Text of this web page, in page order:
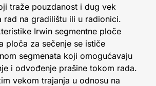
traže pouzdanost i dug vek
rad na gradilištu ili u radionici.
Irwin segmentne ploče
ploča za sečenje se ističe
segmenata koji omogućavaju
i odvođenje prašine tokom rada.
vekom trajanja u odnosu na